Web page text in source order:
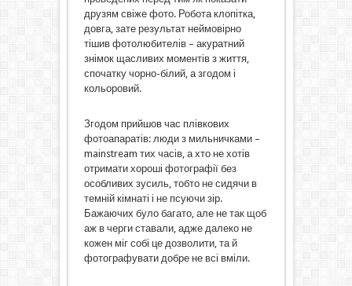
друзям свіже фото. Робота клопітка,
довга, зате результат неймовірно
тішив фотолюбителів – акуратний
знімок щасливих моментів з життя,
спочатку чорно-білий, а згодом і
кольоровий.
Згодом прийшов час плівкових
фотоапаратів: люди з мильничками –
mainstream тих часів, а хто не хотів
отримати хороші фотографії без
особливих зусиль, тобто не сидячи в
темній кімнаті і не псуючи зір.
Бажаючих було багато, але не так щоб
аж в черги ставали, адже далеко не
кожен міг собі це дозволити, та й
фотографувати добре не всі вміли.